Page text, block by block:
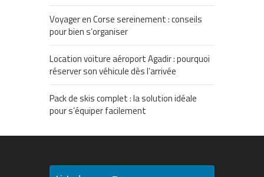
Voyager en Corse sereinement : conseils
pour bien s’organiser
Location voiture aéroport Agadir : pourquoi
réserver son véhicule dès l’arrivée
Pack de skis complet : la solution idéale
pour s’équiper facilement